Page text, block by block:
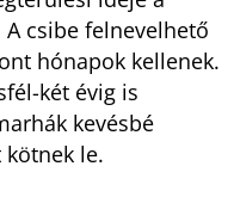
csibe felnevelhető
hónapok kellenek.
két évig is
kevésbé
kötnek le.